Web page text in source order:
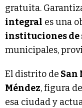
gratuita.
integral es una
instituciones de
municipales,
El distrito de San
Méndez, figura
esa ciudad y